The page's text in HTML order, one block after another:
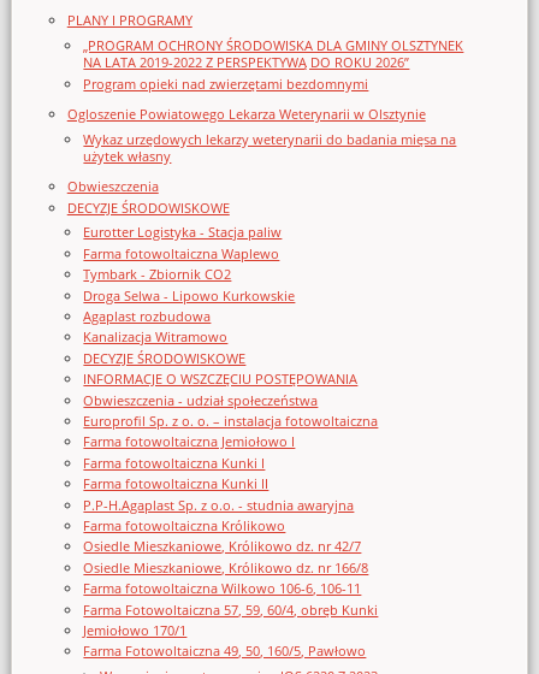
PLANY I PROGRAMY
„PROGRAM OCHRONY ŚRODOWISKA DLA GMINY OLSZTYNEK
NA LATA 2019-2022 Z PERSPEKTYWĄ DO ROKU 2026”
Program opieki nad zwierzętami bezdomnymi
Ogloszenie Powiatowego Lekarza Weterynarii w Olsztynie
Wykaz urzędowych lekarzy weterynarii do badania mięsa na
użytek własny
Obwieszczenia
DECYZJE ŚRODOWISKOWE
Eurotter Logistyka - Stacja paliw
Farma fotowoltaiczna Waplewo
Tymbark - Zbiornik CO2
Droga Selwa - Lipowo Kurkowskie
Agaplast rozbudowa
Kanalizacja Witramowo
DECYZJE ŚRODOWISKOWE
INFORMACJE O WSZCZĘCIU POSTĘPOWANIA
Obwieszczenia - udział społeczeństwa
Europrofil Sp. z o. o. – instalacja fotowoltaiczna
Farma fotowoltaiczna Jemiołowo I
Farma fotowoltaiczna Kunki I
Farma fotowoltaiczna Kunki II
P.P-H.Agaplast Sp. z o.o. - studnia awaryjna
Farma fotowoltaiczna Królikowo
Osiedle Mieszkaniowe, Królikowo dz. nr 42/7
Osiedle Mieszkaniowe, Królikowo dz. nr 166/8
Farma fotowoltaiczna Wilkowo 106-6, 106-11
Farma Fotowoltaiczna 57, 59, 60/4, obręb Kunki
Jemiołowo 170/1
Farma Fotowoltaiczna 49, 50, 160/5, Pawłowo